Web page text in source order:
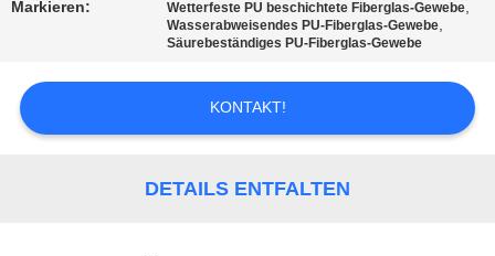
SITEMAP
Markieren: Wetterfeste PU beschichtete Fiberglas-Gewebe,
Wasserabweisendes PU-Fiberglas-Gewebe,
Säurebeständiges PU-Fiberglas-Gewebe
KONTAKT!
DETAILS ENTFALTEN